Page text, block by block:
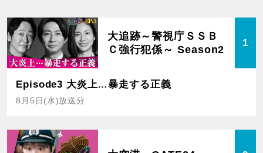
大追跡～警視庁ＳＳＢ
Ｃ強行犯係～ Season2
1
Episode3 大炎上…暴走する正義
8月5日(水)放送分